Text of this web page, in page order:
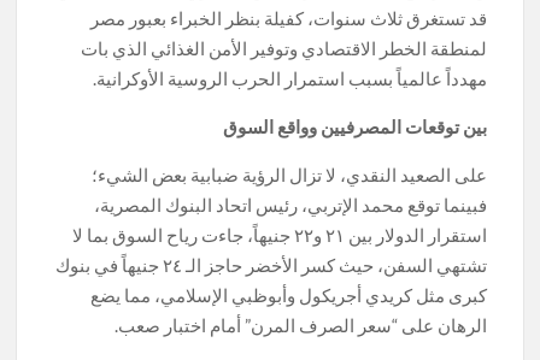
قد تستغرق ثلاث سنوات، كفيلة بنظر الخبراء بعبور مصر
لمنطقة الخطر الاقتصادي وتوفير الأمن الغذائي الذي بات
مهدداً عالمياً بسبب استمرار الحرب الروسية الأوكرانية.
بين توقعات المصرفيين وواقع السوق
على الصعيد النقدي، لا تزال الرؤية ضبابية بعض الشيء؛
فبينما توقع محمد الإتربي، رئيس اتحاد البنوك المصرية،
استقرار الدولار بين ٢١ و٢٢ جنيهاً، جاءت رياح السوق بما لا
تشتهي السفن، حيث كسر الأخضر حاجز الـ ٢٤ جنيهاً في بنوك
كبرى مثل كريدي أجريكول وأبوظبي الإسلامي، مما يضع
الرهان على “سعر الصرف المرن” أمام اختبار صعب.